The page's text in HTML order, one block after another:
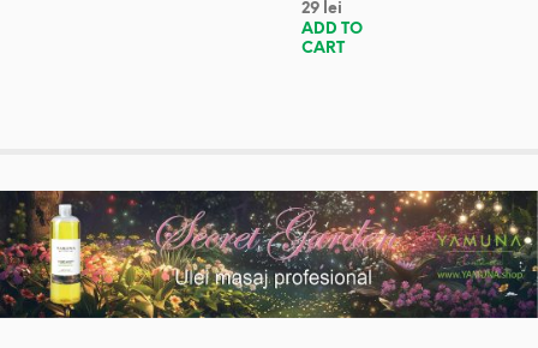
29 lei
ADD TO
CART